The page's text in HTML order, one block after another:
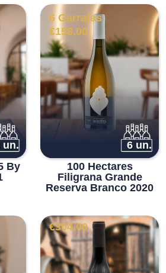
un.
By
6 Garrafas
€158.00
6 un.
100 Hectares
Filigrana Grande
Reserva Branco 2020
€304.00